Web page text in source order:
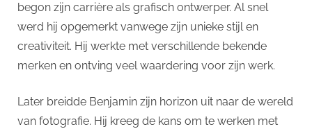
begon zijn carrière als grafisch ontwerper. Al snel
werd hij opgemerkt vanwege zijn unieke stijl en
creativiteit. Hij werkte met verschillende bekende
merken en ontving veel waardering voor zijn werk.
Later breidde Benjamin zijn horizon uit naar de wereld
van fotografie. Hij kreeg de kans om te werken met